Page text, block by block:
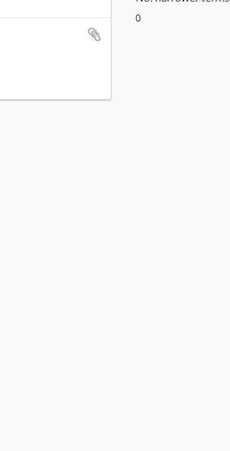
0